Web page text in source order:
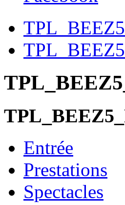
Entrée
Prestations
Spectacles